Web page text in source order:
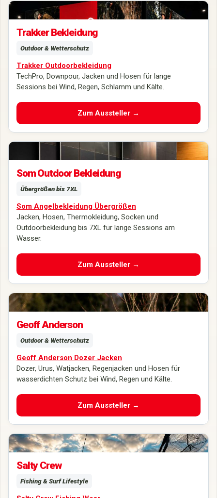
Outdoorbekleidung, wetterfeste Angelbekleidung und moderne Fishing
Wear von Trakker live auf der Carp Austria entdecken.
Trakker Bekleidung
Outdoor & Wetterschutz
Trakker Outdoorbekleidung
TechPro, Downpour, Jacken und Hosen für lange
Sessions bei Wind, Regen, Schlamm und Kälte.
Zum Aussteller →
Outdoor-, Tarn- und Angelbekleidung von Som.si live auf der Carp
Austria entdecken.
Som Outdoor Bekleidung
Übergrößen bis 7XL
Som Angelbekleidung Übergrößen
Jacken, Hosen, Thermokleidung, Socken und
Outdoorbekleidung bis 7XL für lange Sessions am
Wasser.
Zum Aussteller →
Neue Geoff Anderson Dozer & Urus 7 Angelbekleidung für
anspruchsvolle Einsätze bei jedem Wetter.
Geoff Anderson
Outdoor & Wetterschutz
Geoff Anderson Dozer Jacken
Dozer, Urus, Watjacken, Regenjacken und Hosen für
wasserdichten Schutz bei Wind, Regen und Kälte.
Zum Aussteller →
Salty Crew Fishing Wear zwischen Outdoor-Performance,
Regenbekleidung und modernem Streetstyle.
Salty Crew
Fishing & Surf Lifestyle